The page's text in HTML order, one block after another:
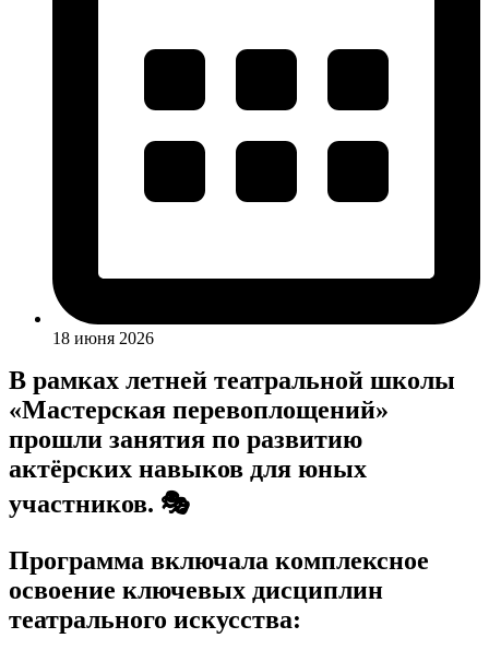
18 июня 2026
В рамках летней театральной школы
«Мастерская перевоплощений»
прошли занятия по развитию
актёрских навыков для юных
участников. 🎭
Программа включала комплексное
освоение ключевых дисциплин
театрального искусства: